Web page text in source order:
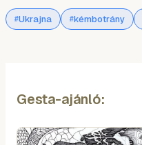
#Ukrajna #kémbotrány
Gesta-ajánló: